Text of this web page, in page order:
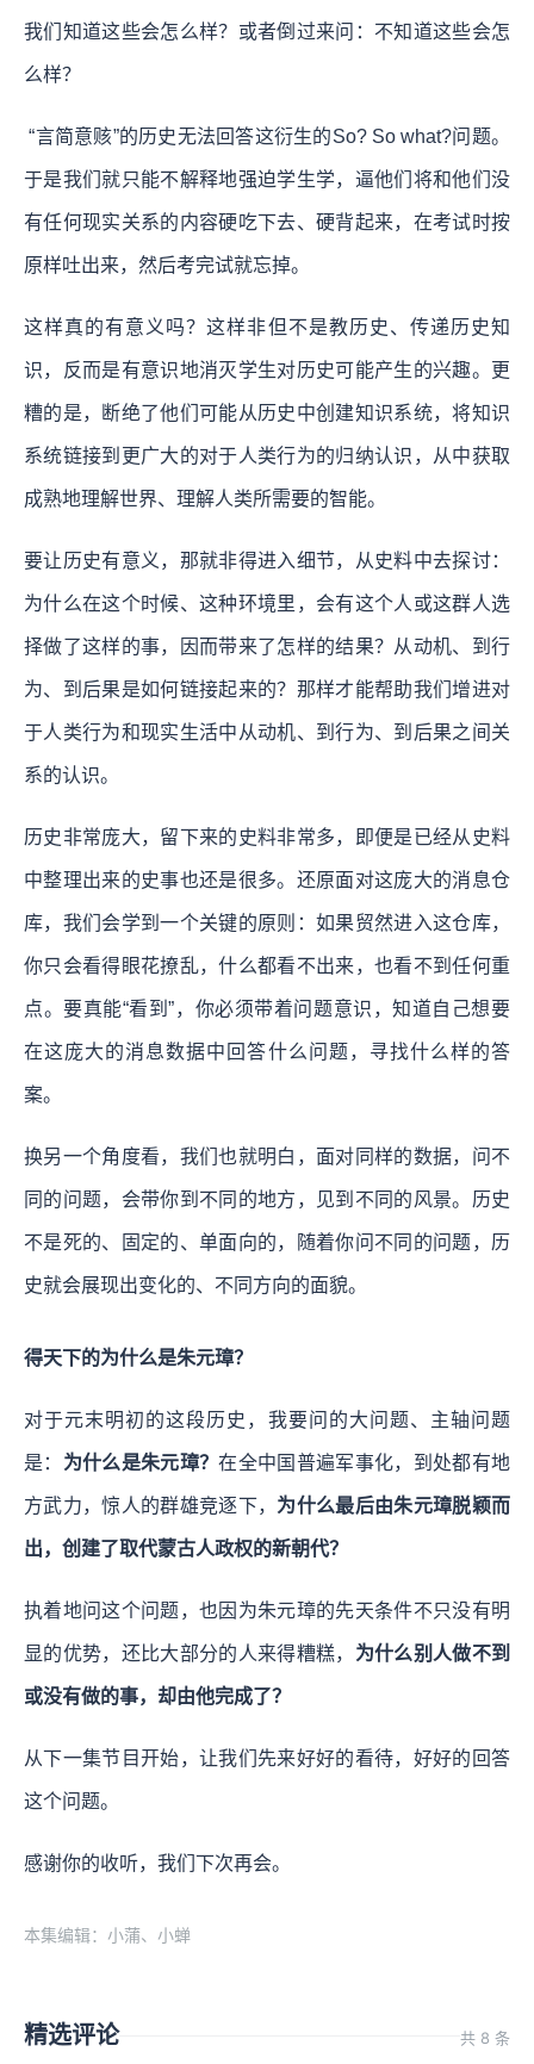
我们知道这些会怎么样？或者倒过来问：不知道这些会怎
么样？
“言简意赅”的历史无法回答这衍生的So? So what?问题。
于是我们就只能不解释地强迫学生学，逼他们将和他们没
有任何现实关系的内容硬吃下去、硬背起来，在考试时按
原样吐出来，然后考完试就忘掉。
这样真的有意义吗？这样非但不是教历史、传递历史知
识，反而是有意识地消灭学生对历史可能产生的兴趣。更
糟的是，断绝了他们可能从历史中创建知识系统，将知识
系统链接到更广大的对于人类行为的归纳认识，从中获取
成熟地理解世界、理解人类所需要的智能。
要让历史有意义，那就非得进入细节，从史料中去探讨：
为什么在这个时候、这种环境里，会有这个人或这群人选
择做了这样的事，因而带来了怎样的结果？从动机、到行
为、到后果是如何链接起来的？那样才能帮助我们增进对
于人类行为和现实生活中从动机、到行为、到后果之间关
系的认识。
历史非常庞大，留下来的史料非常多，即便是已经从史料
中整理出来的史事也还是很多。还原面对这庞大的消息仓
库，我们会学到一个关键的原则：如果贸然进入这仓库，
你只会看得眼花撩乱，什么都看不出来，也看不到任何重
点。要真能“看到”，你必须带着问题意识，知道自己想要
在这庞大的消息数据中回答什么问题，寻找什么样的答
案。
换另一个角度看，我们也就明白，面对同样的数据，问不
同的问题，会带你到不同的地方，见到不同的风景。历史
不是死的、固定的、单面向的，随着你问不同的问题，历
史就会展现出变化的、不同方向的面貌。
得天下的为什么是朱元璋？
对于元末明初的这段历史，我要问的大问题、主轴问题
是： 为什么是朱元璋？在全中国普遍军事化，到处都有地
方武力，惊人的群雄竞逐下， 为什么最后由朱元璋脱颖而
出，创建了取代蒙古人政权的新朝代？
执着地问这个问题，也因为朱元璋的先天条件不只没有明
显的优势，还比大部分的人来得糟糕， 为什么别人做不到
或没有做的事，却由他完成了？
从下一集节目开始，让我们先来好好的看待，好好的回答
这个问题。
感谢你的收听，我们下次再会。
本集编辑：小蒲、小蝉
精选评论 共 8 条